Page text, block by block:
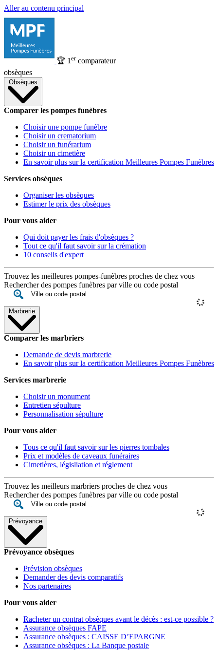
Aller au contenu principal
🏆 1 ercomparateur
obsèques
Obsèques
Comparer les pompes funèbres
Choisir une pompe funèbre
Choisir un crematorium
Choisir un funérarium
Choisir un cimetière
En savoir plus sur la certification Meilleures Pompes Funèbres
Services obsèques
Organiser les obsèques
Estimer le prix des obsèques
Pour vous aider
Qui doit payer les frais d'obsèques ?
Tout ce qu'il faut savoir sur la crémation
10 conseils d'expert
Trouvez les meilleures pompes-funèbres proches de chez vous
Rechercher des pompes funèbres par ville ou code postal
Marbrerie
Comparer les marbriers
Demande de devis marbrerie
En savoir plus sur la certification Meilleures Pompes Funèbres
Services marbrerie
Choisir un monument
Entretien sépulture
Personnalisation sépulture
Pour vous aider
Tous ce qu'il faut savoir sur les pierres tombales
Prix et modèles de caveaux funéraires
Cimetières, législiation et réglement
Trouvez les meilleurs marbriers proches de chez vous
Rechercher des pompes funèbres par ville ou code postal
Prévoyance
Prévoyance obsèques
Prévision obsèques
Demander des devis comparatifs
Nos partenaires
Pour vous aider
Racheter un contrat obsèques avant le décès : est-ce possible ?
Assurance obsèques FAPE
Assurance obsèques : CAISSE D’EPARGNE
Assurance obsèques : La Banque postale